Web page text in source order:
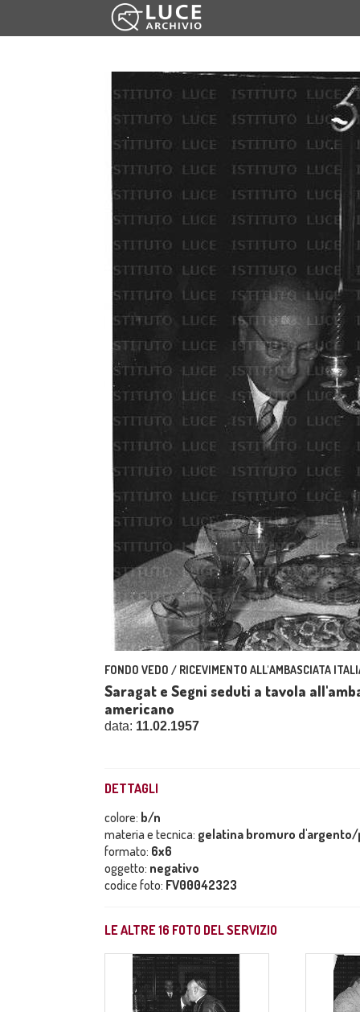
FONDO VEDO / RICEVIMENTO ALL'AMBASCIATA
Saragat e Segni seduti a tavola
americano
data: 11.02.1957
DETTAGLI
colore: b/n
materia e tecnica: gelatina bromuro
formato: 6x6
oggetto: negativo
codice foto: FV00042323
LE ALTRE16 FOTO DEL SERVIZIO